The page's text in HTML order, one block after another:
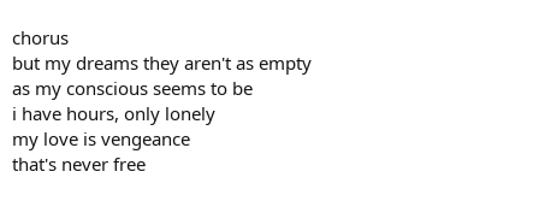
chorus
but my dreams they aren't as empty
as my conscious seems to be
i have hours, only lonely
my love is vengeance
that's never free